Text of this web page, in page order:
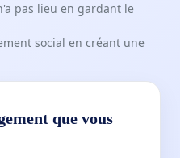
pas lieu en gardant le
social en créant une
que vous